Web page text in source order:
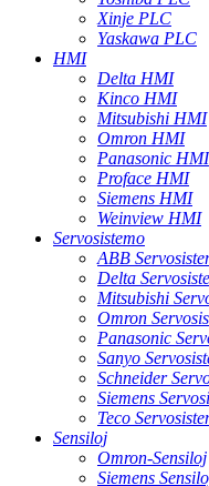
Xinje PLC
Yaskawa PLC
HMI
Delta HMI
Kinco HMI
Mitsubishi HMI
Omron HMI
Panasonic HMI
Proface HMI
Siemens HMI
Weinview HMI
Servosistemo
ABB
Delta
Mitsubishi
Omron
Panasonic
Sanyo
Schneider
Siemens
Teco
Sensiloj
Omron-Sensiloj
Siemens